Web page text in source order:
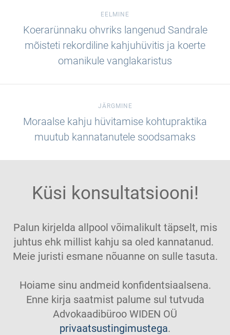
EELMINE
Koerarünnaku ohvriks langenud Sandrale
mõisteti rekordiline kahjuhüvitis ja koerte
omanikule vanglakaristus
JÄRGMINE
Moraalse kahju hüvitamise kohtupraktika
muutub kannatanutele soodsamaks
Küsi konsultatsiooni!
Palun kirjelda allpool võimalikult täpselt, mis
juhtus ehk millist kahju sa oled kannatanud.
Meie juristi esmane nõuanne on sulle tasuta.
Hoiame sinu andmeid konfidentsiaalsena.
Enne kirja saatmist palume sul tutvuda
Advokaadibüroo WIDEN OÜ
privaatsustingimustega.